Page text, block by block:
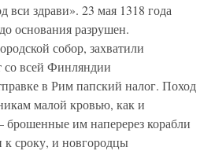
здрави». 23 мая 1318 года
основания разрушен.
собор, захватили
со всей Финляндии
в Рим папский налог. Поход
малой кровью, как и
им наперерез корабли
к сроку, и новгородцы